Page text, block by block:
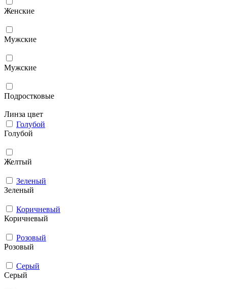
Женские
Мужcкие
Мужские
Подростковые
Линза цвет
Голубой
Голубой
Желтый
Зеленый
Зеленый
Коричневый
Коричневый
Розовый
Розовый
Серый
Серый